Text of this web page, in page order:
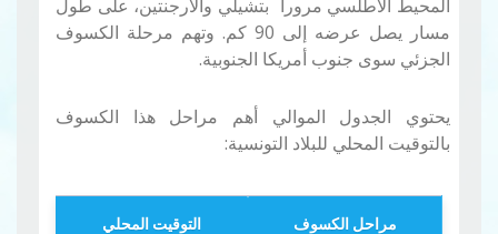
المحيط الأطلسي مرورا بتشيلي والأرجنتين، على طول
مسار يصل عرضه إلى 90 كم. وتهم مرحلة الكسوف
الجزئي سوى جنوب أمريكا الجنوبية.
يحتوي الجدول الموالي أهم مراحل هذا الكسوف
بالتوقيت المحلي للبلاد التونسية:
مراحل الكسوف التوقيت المحلي